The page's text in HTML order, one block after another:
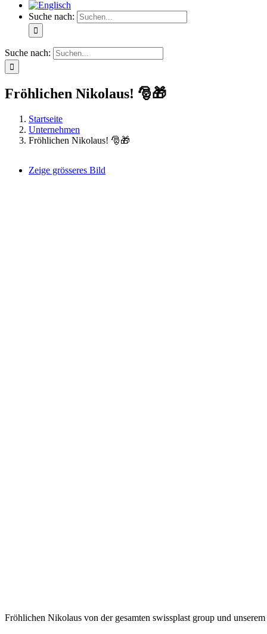
Suche nach:
Suche nach:
Fröhlichen Nikolaus! 🎅🎁
Startseite
Unternehmen
Fröhlichen Nikolaus! 🎅🎁
Zeige grösseres Bild
Fröhlichen Nikolaus von der gesamten swissplast group und